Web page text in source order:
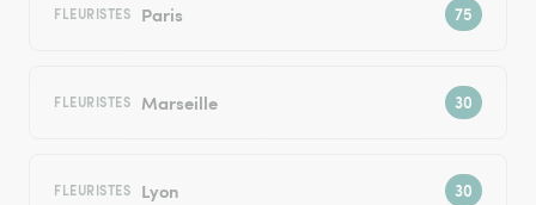
FLEURISTES Paris
FLEURISTES Marseille
FLEURISTES Lyon